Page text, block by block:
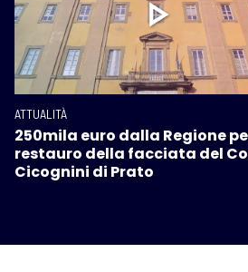
ATTUALITÀ
250mila euro dalla Regione
restauro della facciata del
Cicognini di Prato